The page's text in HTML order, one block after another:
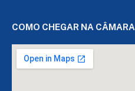
COMO CHEGAR NA CÂMARA